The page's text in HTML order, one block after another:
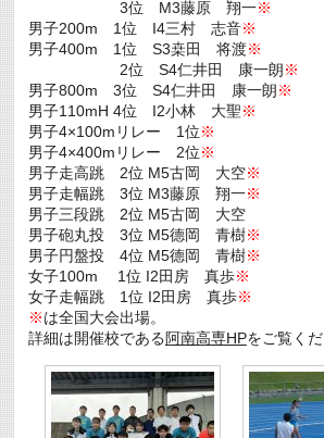
3位 M3藤原 翔一※
男子200m 1位 I4三村 志音※
男子400m 1位 S3桒田 将渡※
2位 S4仁井田 康一朗※
男子800m 3位 S4仁井田 康一朗※
男子110mH 4位 I2小林 大聖※
男子4×100mリレー 1位※
男子4×400mリレー 2位※
男子走高跳 2位 M5古岡 大空※
男子走幅跳 3位 M3藤原 翔一※
男子三段跳 2位 M5古岡 大空
男子砲丸投 3位 M5德岡 青樹※
男子円盤投 4位 M5德岡 青樹※
女子100m 1位 I2田房 真歩※
女子走幅跳 1位 I2田房 真歩※
※は全国大会出場。
詳細は開催校である阿南高専HPをご覧くだ